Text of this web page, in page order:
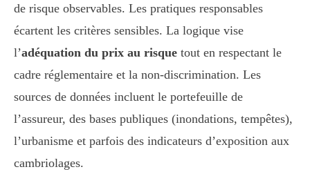
de risque observables. Les pratiques responsables
écartent les critères sensibles. La logique vise
l’adéquation du prix au risque tout en respectant le
cadre réglementaire et la non-discrimination. Les
sources de données incluent le portefeuille de
l’assureur, des bases publiques (inondations, tempêtes),
l’urbanisme et parfois des indicateurs d’exposition aux
cambriolages.